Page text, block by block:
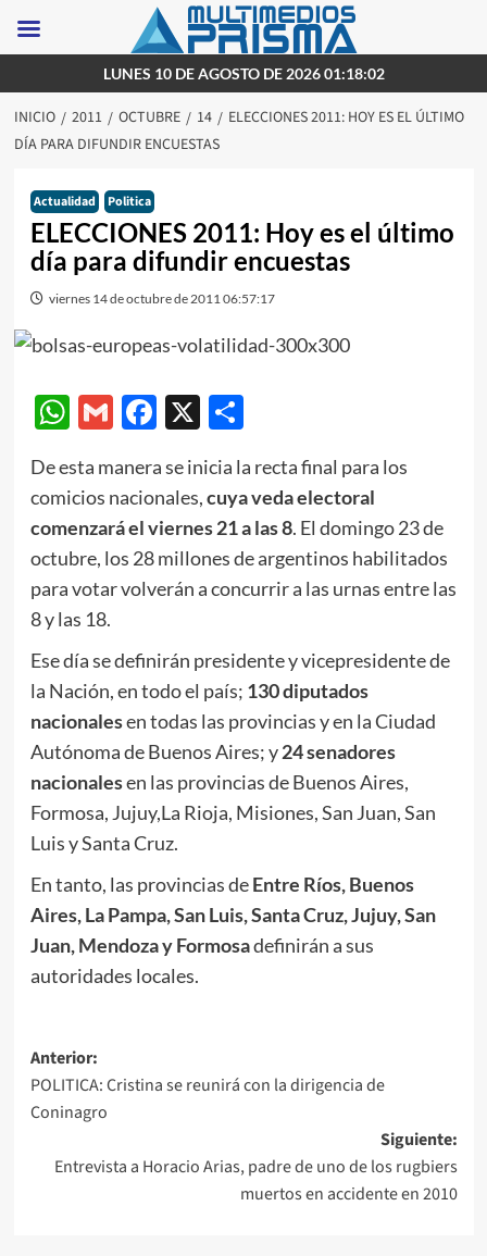
al
contenido
LUNES 10 DE AGOSTO DE 2026 01:18:02
INICIO 2011 OCTUBRE 14
ELECCIONES 2011: HOY ES EL ÚLTIMO
DÍA PARA DIFUNDIR ENCUESTAS
Actualidad Politica
ELECCIONES 2011: Hoy es el último
día para difundir encuestas
viernes 14 de octubre de 2011 06:57:17
WhatsApp
GmailFacebook
X Compartir
De esta manera se inicia la recta final para los
comicios nacionales,cuya veda electoral
comenzará el viernes 21 a las 8. El domingo 23 de
octubre, los 28 millones de argentinos habilitados
para votar volverán a concurrir a las urnas entre las
8 y las 18.
Ese día se definirán presidente y vicepresidente de
la Nación, en todo el país; 130 diputados
nacionalesen todas las provincias y en la Ciudad
Autónoma de Buenos Aires; y24 senadores
nacionalesen las provincias de Buenos Aires,
Formosa, Jujuy,La Rioja, Misiones, San Juan, San
Luis y Santa Cruz.
En tanto, las provincias deEntre Ríos, Buenos
Aires, La Pampa, San Luis, Santa Cruz, Jujuy, San
Juan, Mendoza y Formosadefinirán a sus
autoridades locales.
Navegación
de
entradas
Anterior:
POLITICA: Cristina se reunirá con la dirigencia de
Coninagro
Siguiente:
Entrevista a Horacio Arias, padre de uno de los rugbiers
muertos en accidente en 2010